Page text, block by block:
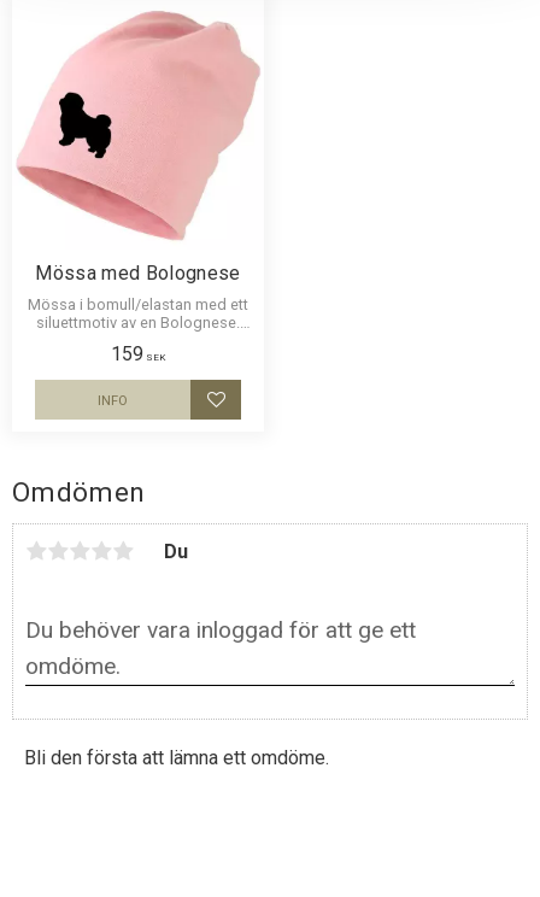
Omdömen
Du
Bli den första att lämna ett omdöme.
Mössa med Bolognese
Mössa i bomull/elastan med ett
siluettmotiv av en Bolognese.
159 SEK
Lägg till i favoriter
INFO